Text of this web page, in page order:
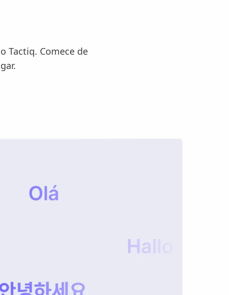
Tactiq. Comece de